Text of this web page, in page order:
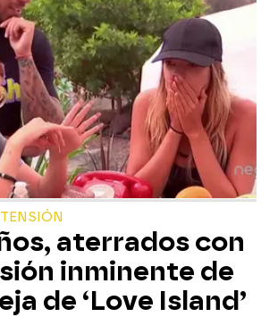
aterrados con
inminente de
de ‘Love Island’